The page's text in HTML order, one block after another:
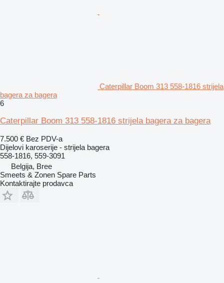
Caterpillar Boom 313 558-1816 strijela
bagera za bagera
6
Caterpillar Boom 313 558-1816 strijela bagera za bagera
7.500 € Bez PDV-a
Dijelovi karoserije - strijela bagera
558-1816, 559-3091
Belgija, Bree
Smeets & Zonen Spare Parts
Kontaktirajte prodavca